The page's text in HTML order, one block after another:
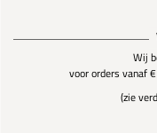
Wij
voor orders vanaf
(zie